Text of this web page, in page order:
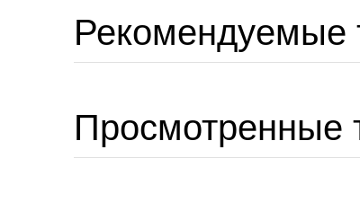
Рекомендуемые
Просмотренные